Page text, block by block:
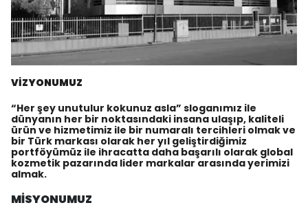
VİZYONUMUZ
“Her şey unutulur kokunuz asla” sloganımız ile
dünyanın her bir noktasındaki insana ulaşıp, kaliteli
ürün ve hizmetimiz ile bir numaralı tercihleri olmak ve
bir Türk markası olarak her yıl geliştirdiğimiz
portföyümüz ile ihracatta daha başarılı olarak global
kozmetik pazarında lider markalar arasında yerimizi
almak.
MİSYONUMUZ